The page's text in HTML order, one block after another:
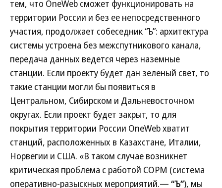
тем, что OneWeb сможет функционировать на
территории России и без ее непосредственного
участия, продолжает собеседник “Ъ”: архитектура
системы устроена без межспутникового канала,
передача данных ведется через наземные
станции. Если проекту будет дан зеленый свет, то
такие станции могли бы появиться в
Центральном, Сибирском и Дальневосточном
округах. Если проект будет закрыт, то для
покрытия территории России OneWeb хватит
станций, расположенных в Казахстане, Италии,
Норвегии и США. «В таком случае возникнет
критическая проблема с работой СОРМ (система
оперативно-разыскных мероприятий.— “Ъ”), мы